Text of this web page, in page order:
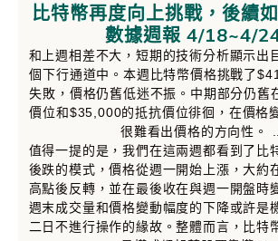
比特幣再度向上挑戰，後續
數據週報 4/18~4/24
和上週相差不大，短期的技術分析顯示出
個下行通道中。本週比特幣價格挑戰了
失敗，價格仍舊低迷不振。中期部分仍舊
價位和$35,000的抵抗價位徘徊，在價格
很難看出價格的方向性。
值得一提的是，我們在這兩週都看到了比
後跌的模式，價格從週一開始上漲，大約
高點後反轉，並在最後收在與週一開盤時
週末成交量和價格變動幅度的下降或許是
二日不進行操作的緣故。整體而言，比特